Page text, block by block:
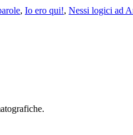
, Io ero qui!, Nessi logici ad